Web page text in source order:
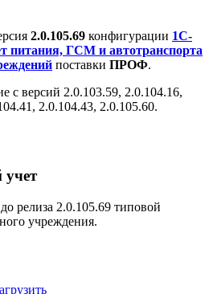
2.0.105.69 конфигурации 1С-
питания, ГСМ и автотранспорта
поставки ПРОФ.
с версий 2.0.103.59, 2.0.104.16,
2.0.104.43, 2.0.105.60.
релиза 2.0.105.69 типовой
учреждения.